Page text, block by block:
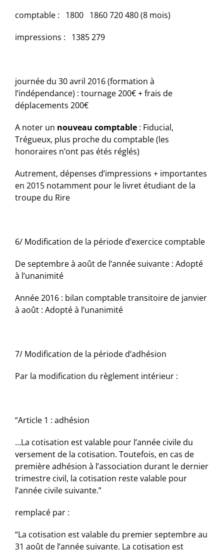
comptable :
1800 1860720480 (8 mois)
impressions :
1385279
journée du 30 avril 2016 (formation à
l’indépendance) : tournage 200€ + frais de
déplacements 200€
A noter un nouveau comptable : Fiducial,
Trégueux, plus proche du comptable (les
honoraires n’ont pas étés réglés)
Autrement, dépenses d’impressions + importantes
en 2015 notamment pour le livret étudiant de la
troupe du Rire
6/ Modification de la période d’exercice comptable
De septembre à août de l’année suivante : Adopté
à l’unanimité
Année 2016 : bilan comptable transitoire de janvier
à août : Adopté à l’unanimité
7/ Modification de la période d’adhésion
Par la modification du règlement intérieur :
“Article 1 : adhésion
…La cotisation est valable pour l’année civile du
versement de la cotisation. Toutefois, en cas de
première adhésion à l’association durant le dernier
trimestre civil, la cotisation reste valable pour
l’année civile suivante.”
remplacé par :
“La cotisation est valable du premier septembre au
31 août de l’année suivante. La cotisation est